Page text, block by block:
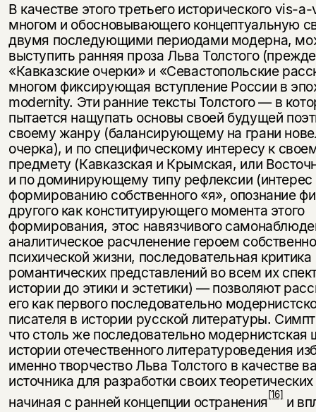
В качестве этого третьего исторического vis-
многом и обосновы­вающего концептуальную
двумя последующими периодами мо­дерна,
выступить ранняя проза Льва Толстого
«Кав­казские очерки» и «Севастопольские
многом фиксирующая вступление России в
modernity. Эти ранние тексты Толстого — в
пытается нащупать основы своей будущей
своему жанру (балансирующему на грани
очерка), и по специфическому интересу к
предмету (Кавказская и Крымская, или
и по доминирующему типу рефлексии (интерес
формированию собст­венного «я», опознание
другого как конституирующего момента этого
формирования, этос навязчивого
аналитическое расчле­нение героем
психической жизни, последовательная критика
романтических представлений во всем их
истории до этики и эстетики) — позволяют
его как первого последовательно
писателя в истории русской литературы.
что столь же последовательно модернистская
истории отечественного литературоведения
именно творчество Льва Толстого в качестве
источника для разработки своих
на­чиная с ранней концепции остранения[16]и